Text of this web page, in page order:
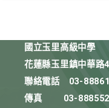
國立玉里高級中學
花蓮縣玉里鎮中華路
聯絡電話
03-
傳真
03-